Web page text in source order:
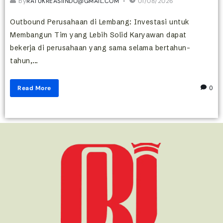
Outbound Perusahaan di Lembang: Investasi untuk
Membangun Tim yang Lebih Solid Karyawan dapat
bekerja di perusahaan yang sama selama bertahun-
tahun,...
Read More 0